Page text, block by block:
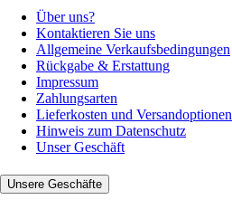
Über uns?
Kontaktieren Sie uns
Allgemeine Verkaufsbedingungen
Rückgabe & Erstattung
Impressum
Zahlungsarten
Lieferkosten und Versandoptionen
Hinweis zum Datenschutz
Unser Geschäft
Unsere Geschäfte